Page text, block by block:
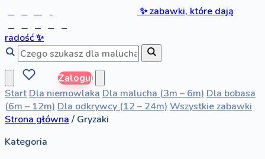
✨zabawki, które dają
radość✨
Zaloguj
Start Dla niemowlaka Dla malucha (3m – 6m) Dla bobasa
(6m – 12m) Dla odkrywcy (12 – 24m) Wszystkie zabawki
Strona główna / Gryzaki
Kategoria